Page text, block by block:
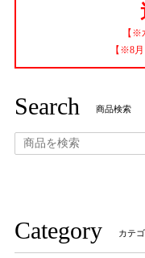
【※
【※8
Search 商品検索
Category カテ